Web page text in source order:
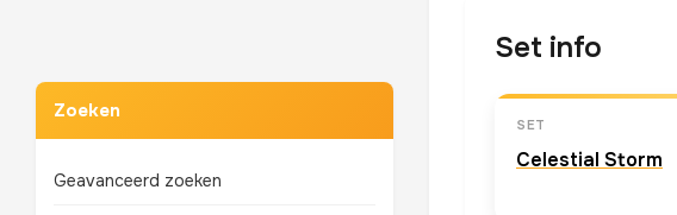
Zoeken
Geavanceerd zoeken
Set info
SET
Celestial Storm